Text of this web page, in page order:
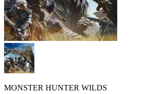
MONSTER HUNTER WILDS